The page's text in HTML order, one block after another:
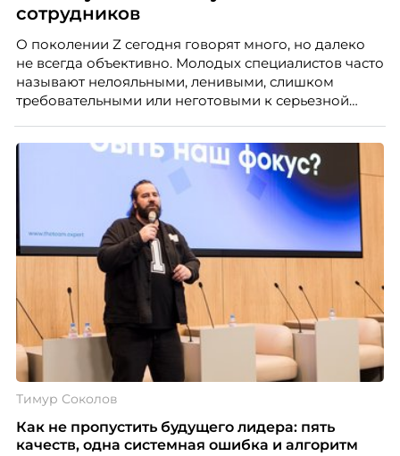
сотрудников
О поколении Z сегодня говорят много, но далеко
не всегда объективно. Молодых специалистов часто
называют нелояльными, ленивыми, слишком
требовательными или неготовыми к серьезной
кадровых ошибок. В этой статье Марина Ускова,
руководитель отдела подбора персонала
рекрутинговой компании, разбирает самые
распространенные мифы о зумерах и объясняет,
почему устаревшие представления мешают
бизнесу находить и удерживать сильных
сотрудников.
Тимур Соколов
Как не пропустить будущего лидера: пять
качеств, одна системная ошибка и алгоритм